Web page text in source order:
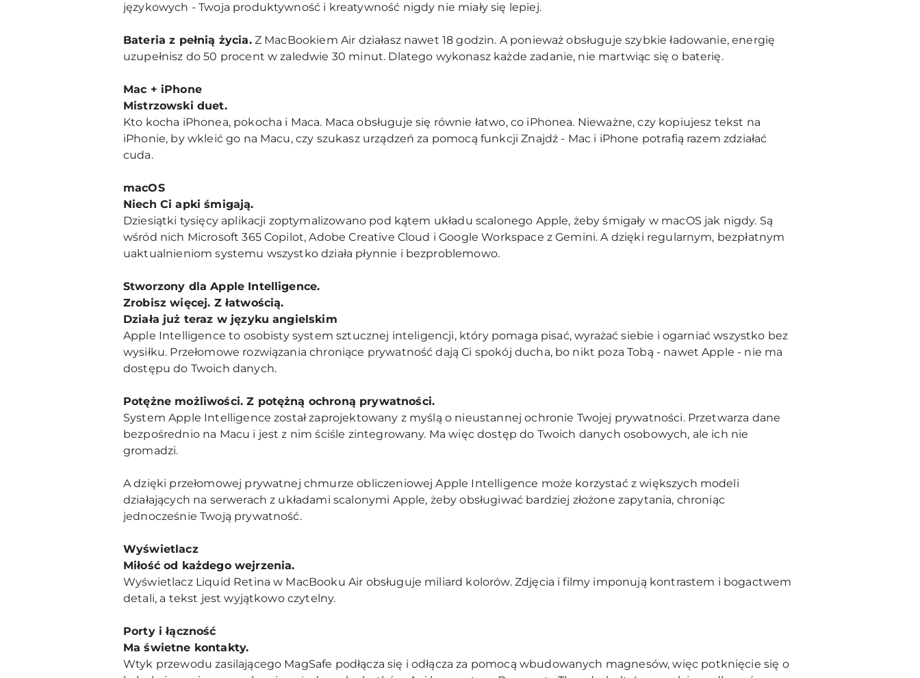
językowych - Twoja produktywność i kreatywność nigdy nie miały się lepiej.
Bateria z pełnią życia.Z MacBookiem Air działasz nawet 18 godzin. A ponieważ obsługuje szybkie ładowanie, energię
uzupełnisz do 50 procent w zaledwie 30 minut. Dlatego wykonasz każde zadanie, nie martwiąc się o baterię.
Mac + iPhone
Mistrzowski duet.
Kto kocha iPhonea, pokocha i Maca. Maca obsługuje się równie łatwo, co iPhonea. Nieważne, czy kopiujesz tekst na
iPhonie, by wkleić go na Macu, czy szukasz urządzeń za pomocą funkcji Znajdź - Mac i iPhone potrafią razem zdziałać
cuda.
macOS
Niech Ci apki śmigają.
Dziesiątki tysięcy aplikacji zoptymalizowano pod kątem układu scalonego Apple, żeby śmigały w macOS jak nigdy. Są
wśród nich Microsoft 365 Copilot, Adobe Creative Cloud i Google Workspace z Gemini. A dzięki regularnym, bezpłatnym
uaktualnieniom systemu wszystko działa płynnie i bezproblemowo.
Stworzony dla Apple Intelligence.
Zrobisz więcej. Z łatwością.
Działa już teraz w języku angielskim
Apple Intelligence to osobisty system sztucznej inteligencji, który pomaga pisać, wyrażać siebie i ogarniać wszystko bez
wysiłku. Przełomowe rozwiązania chroniące prywatność dają Ci spokój ducha, bo nikt poza Tobą - nawet Apple - nie ma
dostępu do Twoich danych.
Potężne możliwości. Z potężną ochroną prywatności.
System Apple Intelligence został zaprojektowany z myślą o nieustannej ochronie Twojej prywatności. Przetwarza dane
bezpośrednio na Macu i jest z nim ściśle zintegrowany. Ma więc dostęp do Twoich danych osobowych, ale ich nie
gromadzi.
A dzięki przełomowej prywatnej chmurze obliczeniowej Apple Intelligence może korzystać z większych modeli
działających na serwerach z układami scalonymi Apple, żeby obsługiwać bardziej złożone zapytania, chroniąc
jednocześnie Twoją prywatność.
Wyświetlacz
Miłość od każdego wejrzenia.
Wyświetlacz Liquid Retina w MacBooku Air obsługuje miliard kolorów. Zdjęcia i filmy imponują kontrastem i bogactwem
detali, a tekst jest wyjątkowo czytelny.
Porty i łączność
Ma świetne kontakty.
Wtyk przewodu zasilającego MagSafe podłącza się i odłącza za pomocą wbudowanych magnesów, więc potknięcie się o